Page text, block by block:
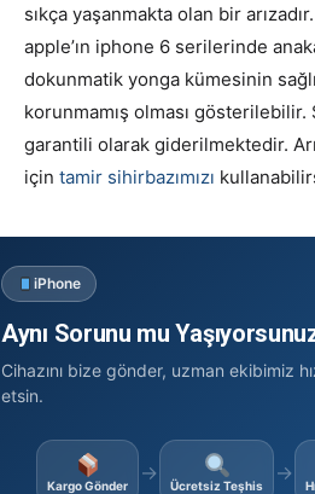
sıkça yaşanmakta olan bir
apple’ın iphone 6 serilerinde
dokunmatik yonga kümesinin
korunmamış olması gösterilebilir.
garantili olarak giderilmektedir.
için tamir sihirbazımızı
iPhone
Aynı Sorunu mu
Cihazını bize gönder, uzman ekibimiz
etsin.
Kargo Gönder
→
Ücretsiz Teşhis
→